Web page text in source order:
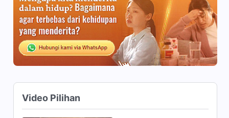
14:09
9:56
Firman Tuhan Harian:
Mengenal Tuhan | Kutipan
148
11:24
Video Pilihan